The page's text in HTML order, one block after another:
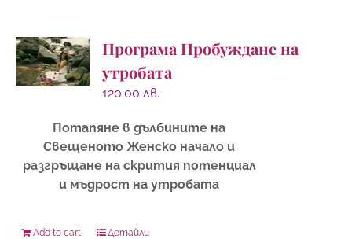
Програма Пробуждане на
утробата
120.00лв.
Потапяне в дълбините на
Свещеното Женско начало и
разгръщане на скрития потенциал
и мъдрост на утробата
Add to cart Детайли